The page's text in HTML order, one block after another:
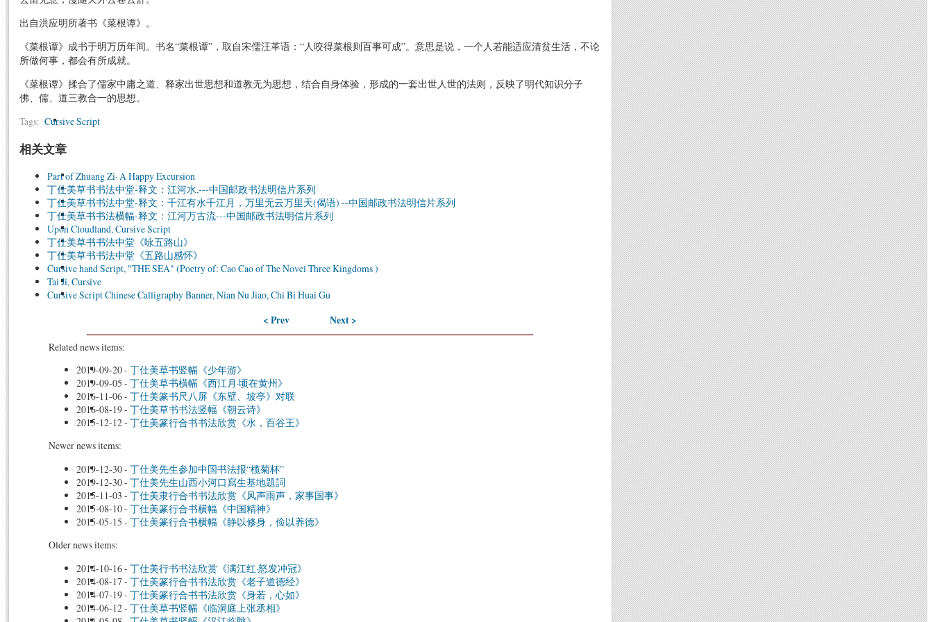
出自洪应明所著书《菜根谭》。
《菜根谭》成书于明万历年间。书名“菜根谭”，取自宋儒汪革语：“人咬得菜根则百事可成”。意思是说，一个人若能适应清贫生活，不论
所做何事，都会有所成就。
《菜根谭》揉合了儒家中庸之道、释家出世思想和道教无为思想，结合自身体验，形成的一套出世人世的法则，反映了明代知识分子
佛、儒、道三教合一的思想。
Tags: Cursive Script
相关文章
Part of Zhuang Zi· A Happy Excursion
丁仕美草书书法中堂-释文：江河水,---中国邮政书法明信片系列
丁仕美草书书法中堂-释文：千江有水千江月，万里无云万里天(偈语) --中国邮政书法明信片系列
丁仕美草书书法横幅-释文：江河万古流---中国邮政书法明信片系列
Upon Cloudland, Cursive Script
丁仕美草书书法中堂《咏五路山》
丁仕美草书书法中堂《五路山感怀》
Cursive hand Script, "THE SEA" (Poetry of: Cao Cao of The Novel Three Kingdoms )
Tai Ji, Cursive
Cursive Script Chinese Calligraphy Banner, Nian Nu Jiao, Chi Bi Huai Gu
< Prev Next >
Related news items:
2019-09-20- 丁仕美草书竖幅《少年游》
2019-09-05 - 丁仕美草书橫幅《西江月·顷在黄州》
2016-11-06- 丁仕美篆书尺八屏《东壁、坡亭》对联
2016-08-19- 丁仕美草书书法竖幅《朝云诗》
2015-12-12- 丁仕美篆行合书书法欣赏《水，百谷王》
Newer news items:
2019-12-30- 丁仕美先生参加中国书法报“榄菊杯”
2019-12-30- 丁仕美先生山西小河口寫生基地題詞
2015-11-03 - 丁仕美隶行合书书法欣赏《风声雨声，家事国事》
2015-08-10- 丁仕美篆行合书横幅《中国精神》
2015-05-15 - 丁仕美篆行合书横幅《静以修身，俭以养德》
Older news items:
2014-10-16- 丁仕美行书书法欣赏《满江红·怒发冲冠》
2014-08-17 - 丁仕美篆行合书书法欣赏《老子道德经》
2014-07-19- 丁仕美篆行合书书法欣赏《身若，心如》
2014-06-12- 丁仕美草书竖幅《临洞庭上张丞相》